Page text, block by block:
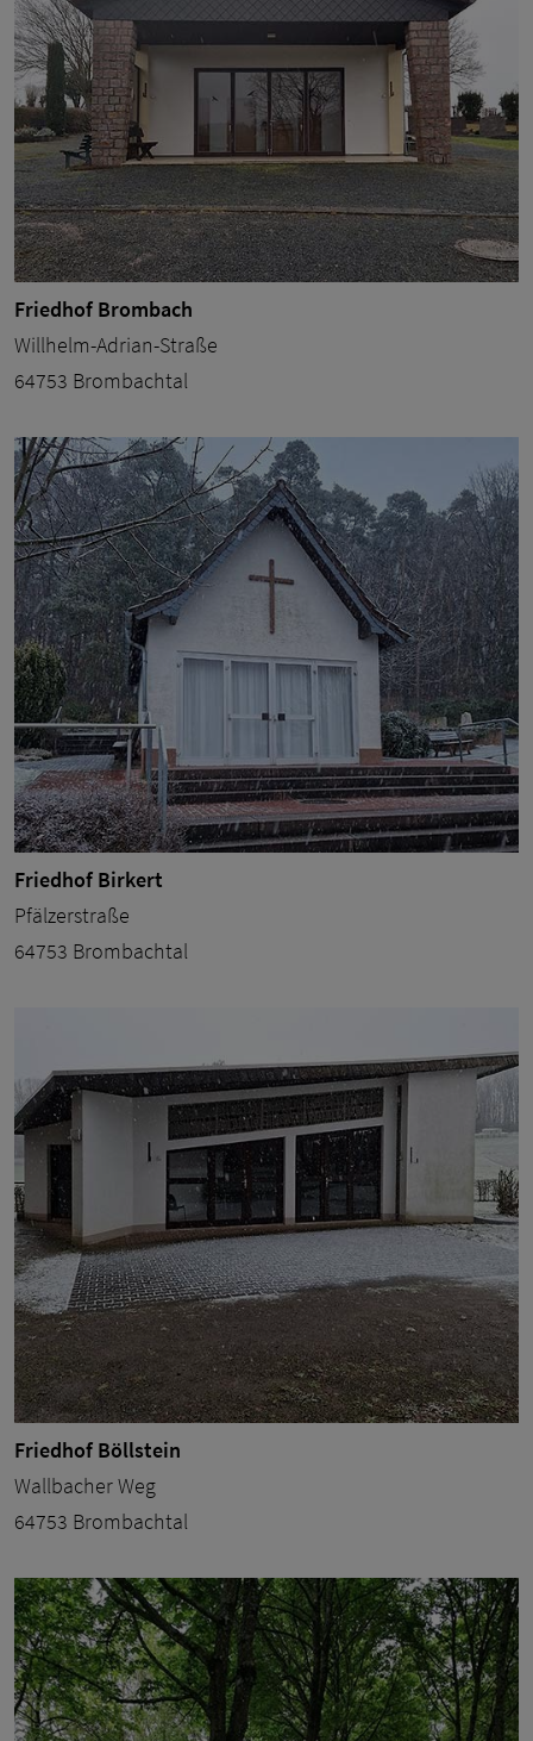
Friedhof Brombach
Willhelm-Adrian-Straße
64753 Brombachtal
Friedhof Birkert
Pfälzerstraße
64753 Brombachtal
Friedhof Böllstein
Wallbacher Weg
64753 Brombachtal